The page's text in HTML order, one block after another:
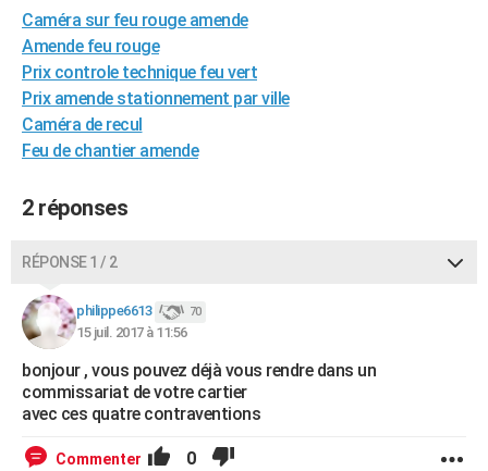
Caméra sur feu rouge amende
Amende feu rouge
Prix controle technique feu vert
Prix amende stationnement par ville
Caméra de recul
Feu de chantier amende
2 réponses
RÉPONSE 1 / 2
philippe6613 70
15 juil. 2017 à 11:56
bonjour , vous pouvez déjà vous rendre dans un
commissariat de votre cartier
avec ces quatre contraventions
Commenter 0